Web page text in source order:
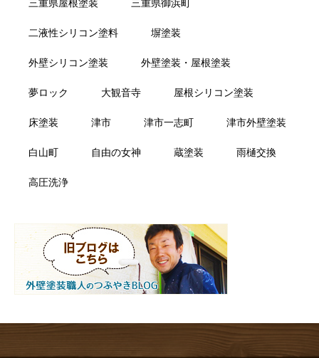
二液性シリコン塗料 塀塗装
外壁シリコン塗装 外壁塗装・屋根塗装
夢ロック 大観音寺 屋根シリコン塗装
床塗装 津市 津市一志町 津市外壁塗装
白山町 自由の女神 蔵塗装 雨樋交換
高圧洗浄